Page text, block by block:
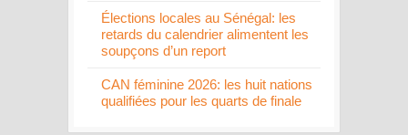
Élections locales au Sénégal: les
retards du calendrier alimentent les
soupçons d’un report
CAN féminine 2026: les huit nations
qualifiées pour les quarts de finale